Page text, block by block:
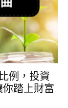
例，投資
踏上財富